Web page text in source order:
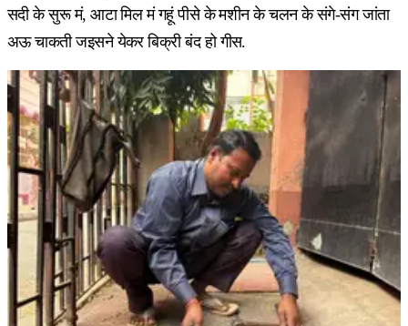
सदी के सुरू मं, आटा मिल मं गहूं पीसे के मशीन के चलन के संगे-संग जांता
अऊ चाकती जइसने येकर बिक्री बंद हो गीस.